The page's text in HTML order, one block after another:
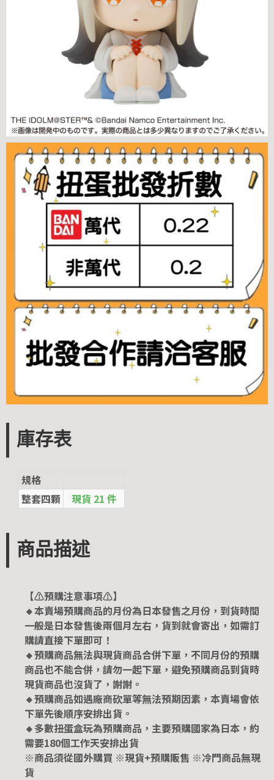
庫存表
規格
整套四顆
現貨 21 件
商品描述
【⚠️預購注意事項⚠️】
🔸本賣場預購商品的月份為日本發售之月份，到貨時間
一般是日本發售後兩個月左右，貨到就會寄出，如需訂
購請直接下單即可！
🔸預購商品無法與現貨商品合併下單，不同月份的預購
商品也不能合併，請勿一起下單，避免預購商品到貨時
現貨商品也沒貨了，謝謝。
🔸預購商品如遇廠商砍單等無法預期因素，本賣場會依
下單先後順序安排出貨。
🔸多數扭蛋盒玩為預購商品，主要預購國家為日本，約
需要180個工作天安排出貨
※商品須從國外購買 ※現貨+預購販售 ※冷門商品無現
貨